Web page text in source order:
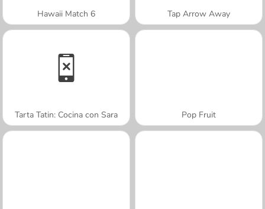
Hawaii Match 6 Tap Arrow Away
Tarta Tatin: Cocina con Sara Pop Fruit